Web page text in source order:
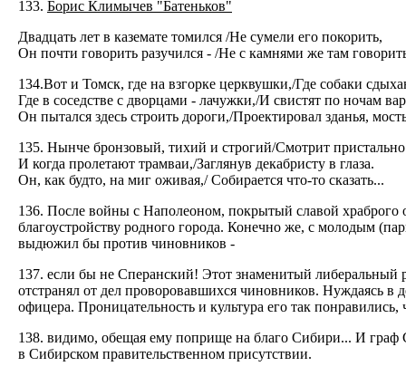
133. Борис Климычев "Батеньков"
Двадцать лет в каземате томился /Не сумели его покорить,
Он почти говорить разучился - /Не с камнями же там
134.Вот и Томск, где на взгорке церквушки,/Где собаки
Где в соседстве с дворцами - лачужки,/И свистят по ночам
Он пытался здесь строить дороги,/Проектировал зданья,
135. Нынче бронзовый, тихий и строгий/Смотрит
И когда пролетают трамваи,/Заглянув декабристу в глаза.
Он, как будто, на миг оживая,/ Собирается что-то сказать...
136. После войны с Наполеоном, покрытый славой
благоустройству родного города. Конечно же, с молодым
выдюжил бы против чиновников -
137. если бы не Сперанский! Этот знаменитый
отстранял от дел проворовавшихся чиновников. Нуждаясь
офицера. Проницательность и культура его так
138. видимо, обещая ему поприще на благо Сибири... И граф
в Сибирском правительственном присутствии.